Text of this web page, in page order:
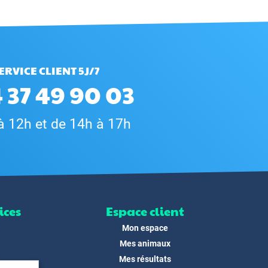
CLIENT 5J/7
49 90 03
12h et de 14h à 17h
Espace client
Mon espace
Mes animaux
Mes résultats